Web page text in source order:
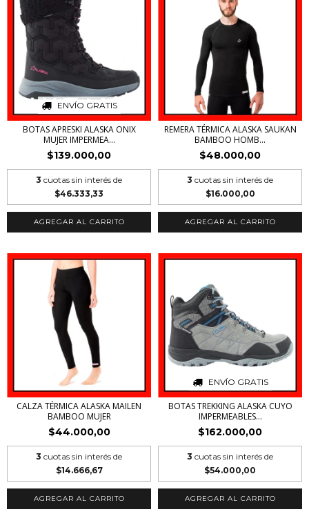
ENVÍO GRATIS
BOTAS APRESKI ALASKA ONIX
MUJER IMPERMEA...
$139.000,00
3 cuotas sin interés de
$46.333,33
AGREGAR AL CARRITO
REMERA TÉRMICA ALASKA SAUKAN
BAMBOO HOMB...
$48.000,00
3 cuotas sin interés de
$16.000,00
AGREGAR AL CARRITO
CALZA TÉRMICA ALASKA MAILEN
BAMBOO MUJER
$44.000,00
3 cuotas sin interés de
$14.666,67
AGREGAR AL CARRITO
ENVÍO GRATIS
BOTAS TREKKING ALASKA CUYO
IMPERMEABLES...
$162.000,00
3 cuotas sin interés de
$54.000,00
AGREGAR AL CARRITO